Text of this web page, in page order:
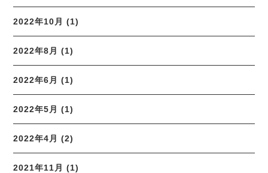
2022年10月 (1)
2022年8月 (1)
2022年6月 (1)
2022年5月 (1)
2022年4月 (2)
2021年11月 (1)